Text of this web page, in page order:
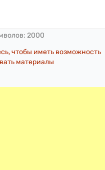
2000
чтобы иметь возможность
материалы